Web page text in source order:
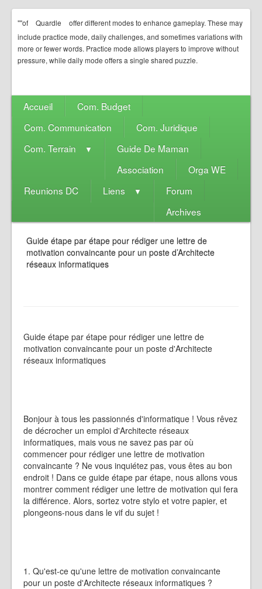
""of Quardle
offer different modes to enhance gameplay. These may
include practice mode, daily challenges, and sometimes variations with
more or fewer words. Practice mode allows players to improve without
pressure, while daily mode offers a single shared puzzle.
Accueil
Com. Budget
Com. Communication
Com. Juridique
Com. Terrain
▼
Guide De Maman
Association
Orga WE
Reunions DC
Liens ▼
Forum
Archives
Guide étape par étape pour rédiger une lettre de
motivation convaincante pour un poste d’Architecte
réseaux informatiques
Guide étape par étape pour rédiger une lettre de
motivation convaincante pour un poste d'Architecte
réseaux informatiques
Bonjour à tous les passionnés d'informatique ! Vous rêvez
de décrocher un emploi d'Architecte réseaux
informatiques, mais vous ne savez pas par où
commencer pour rédiger une lettre de motivation
convaincante ? Ne vous inquiétez pas, vous êtes au bon
endroit ! Dans ce guide étape par étape, nous allons vous
montrer comment rédiger une lettre de motivation qui fera
la différence. Alors, sortez votre stylo et votre papier, et
plongeons-nous dans le vif du sujet !
1. Qu'est-ce qu'une lettre de motivation convaincante
pour un poste d'Architecte réseaux informatiques ?